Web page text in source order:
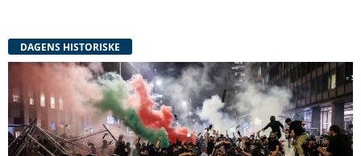
DAGENS HISTORISKE